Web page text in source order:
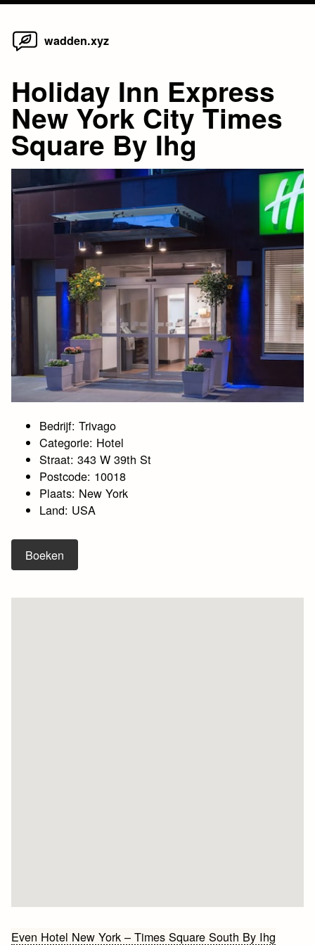
Skip
wadden.xyz
Holiday Inn Express
New York City Times
Square By Ihg
Bedrijf: Trivago
Categorie: Hotel
Straat: 343 W 39th St
Postcode: 10018
Plaats: New York
Land: USA
Boeken
Bericht
Even Hotel New York – Times Square South By Ihg